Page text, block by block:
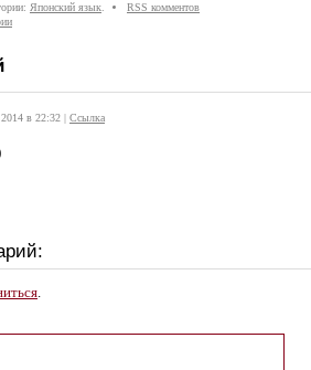
Японский язык.
RSS комментов
в 22:32 | Ссылка
.